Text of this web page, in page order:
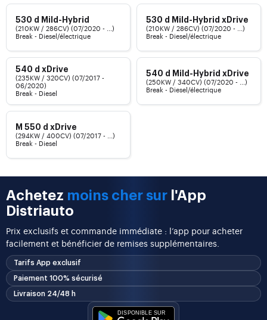
530 d Mild-Hybrid
(210KW / 286CV) (07/2020 - ...)
Break - Diesel/électrique
530 d Mild-Hybrid xDrive
(210KW / 286CV) (07/2020 - ...)
Break - Diesel/électrique
540 d xDrive
(235KW / 320CV) (07/2017 -
06/2020)
Break - Diesel
540 d Mild-Hybrid xDrive
(250KW / 340CV) (07/2020 - ...)
Break - Diesel/électrique
M 550 d xDrive
(294KW / 400CV) (07/2017 - ...)
Break - Diesel
Achetez moins cher sur l'App
Distriauto
Prix exclusifs et commande immédiate : l’app pour acheter
facilement et bénéficier de remises supplémentaires.
Tarifs App exclusif
Paiement 100% sécurisé
Livraison 24/48 h